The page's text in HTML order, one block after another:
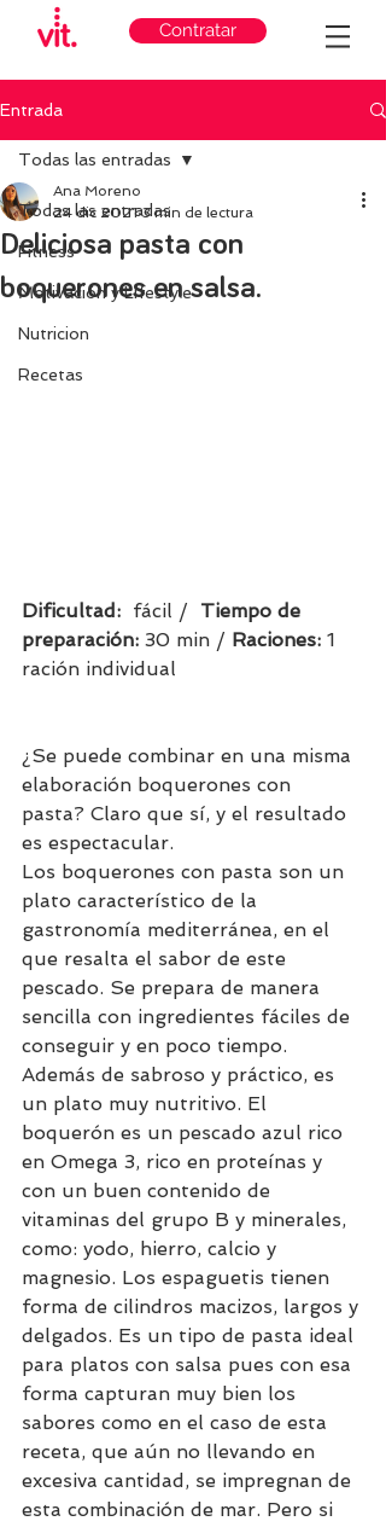
Contratar
Entrada
Todas las entradas
Fitness
Motivación y Lifestyle
Nutricion
Recetas
Todas las entradas
Deliciosa pasta con
boquerones en salsa.
Ana Moreno
24 dic 2021 3 min de lectura
Dificultad: fácil / Tiempo de
preparación: 30 min / Raciones: 1
ración individual
¿Se puede combinar en una misma
elaboración boquerones con
pasta? Claro que sí, y el resultado
es espectacular.
Los boquerones con pasta son un
plato característico de la
gastronomía mediterránea, en el
que resalta el sabor de este
pescado. Se prepara de manera
sencilla con ingredientes fáciles de
conseguir y en poco tiempo.
Además de sabroso y práctico, es
un plato muy nutritivo. El
boquerón es un pescado azul rico
en Omega 3, rico en proteínas y
con un buen contenido de
vitaminas del grupo B y minerales,
como: yodo, hierro, calcio y
magnesio. Los espaguetis tienen
forma de cilindros macizos, largos y
delgados. Es un tipo de pasta ideal
para platos con salsa pues con esa
forma capturan muy bien los
sabores como en el caso de esta
receta, que aún no llevando en
excesiva cantidad, se impregnan de
esta combinación de mar. Pero si